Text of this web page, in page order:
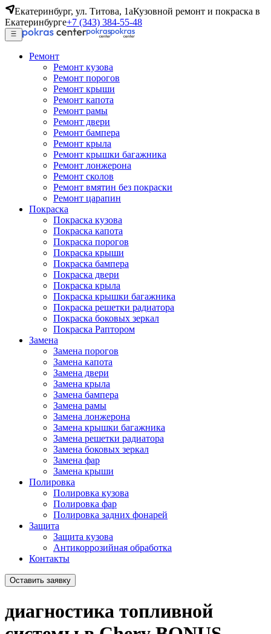
Екатеринбург, ул. Титова, 1аКузовной ремонт и покраска в
Екатеринбурге+7 (343) 384-55-48
Ремонт
Ремонт кузова
Ремонт порогов
Ремонт крыши
Ремонт капота
Ремонт рамы
Ремонт двери
Ремонт бампера
Ремонт крыла
Ремонт крышки багажника
Ремонт лонжерона
Ремонт сколов
Ремонт вмятин без покраски
Ремонт царапин
Покраска
Покраска кузова
Покраска капота
Покраска порогов
Покраска крыши
Покраска бампера
Покраска двери
Покраска крыла
Покраска крышки багажника
Покраска решетки радиатора
Покраска боковых зеркал
Покраска Раптором
Замена
Замена порогов
Замена капота
Замена двери
Замена крыла
Замена бампера
Замена рамы
Замена лонжерона
Замена крышки багажника
Замена решетки радиатора
Замена боковых зеркал
Замена фар
Замена крыши
Полировка
Полировка кузова
Полировка фар
Полировка задних фонарей
Защита
Защита кузова
Антикоррозийная обработка
Контакты
Оставить заявку
диагностика топливной